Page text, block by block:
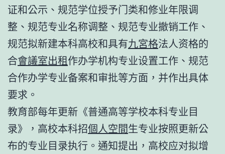
证和公示、规范学位授予门类和修业年限调
整、规范专业名称调整、规范专业撤销工作、
规范拟新建本科高校和具有九宮格法人资格的
合會議室出租作办学机构专业设置工作、规范
合作办学专业备案和审批等方面，并作出具体
要求。
教育部每年更新《普通高等学校本科专业目
录》，高校本科招個人空間生专业按照更新公
布的专业目录执行。通知提出，高校应对拟增